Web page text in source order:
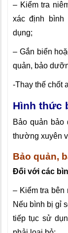
– Kiểm tra
xác định
dụng;
– Gắn biển
quản, bảo
-Thay thế chốt
Hình thức
Bảo quản
thường xuyên
Bảo quản,
Đối với các
– Kiểm tra bên
Nếu bình bị gỉ
tiếp tục sử